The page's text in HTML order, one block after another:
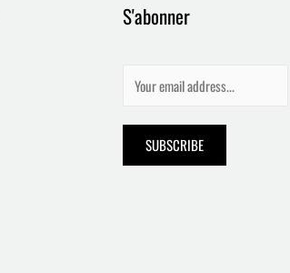
S'abonner
a
SUBSCRIBE